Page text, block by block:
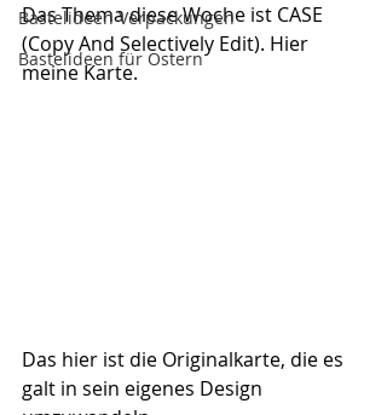
Bastelideen Verpackungen
Bastelideen für Ostern
Das Thema diese Woche ist CASE
(Copy And Selectively Edit). Hier
meine Karte.
Das hier ist die Originalkarte, die es
galt in sein eigenes Design